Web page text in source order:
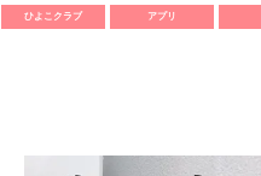
ひよこクラブ アプリ